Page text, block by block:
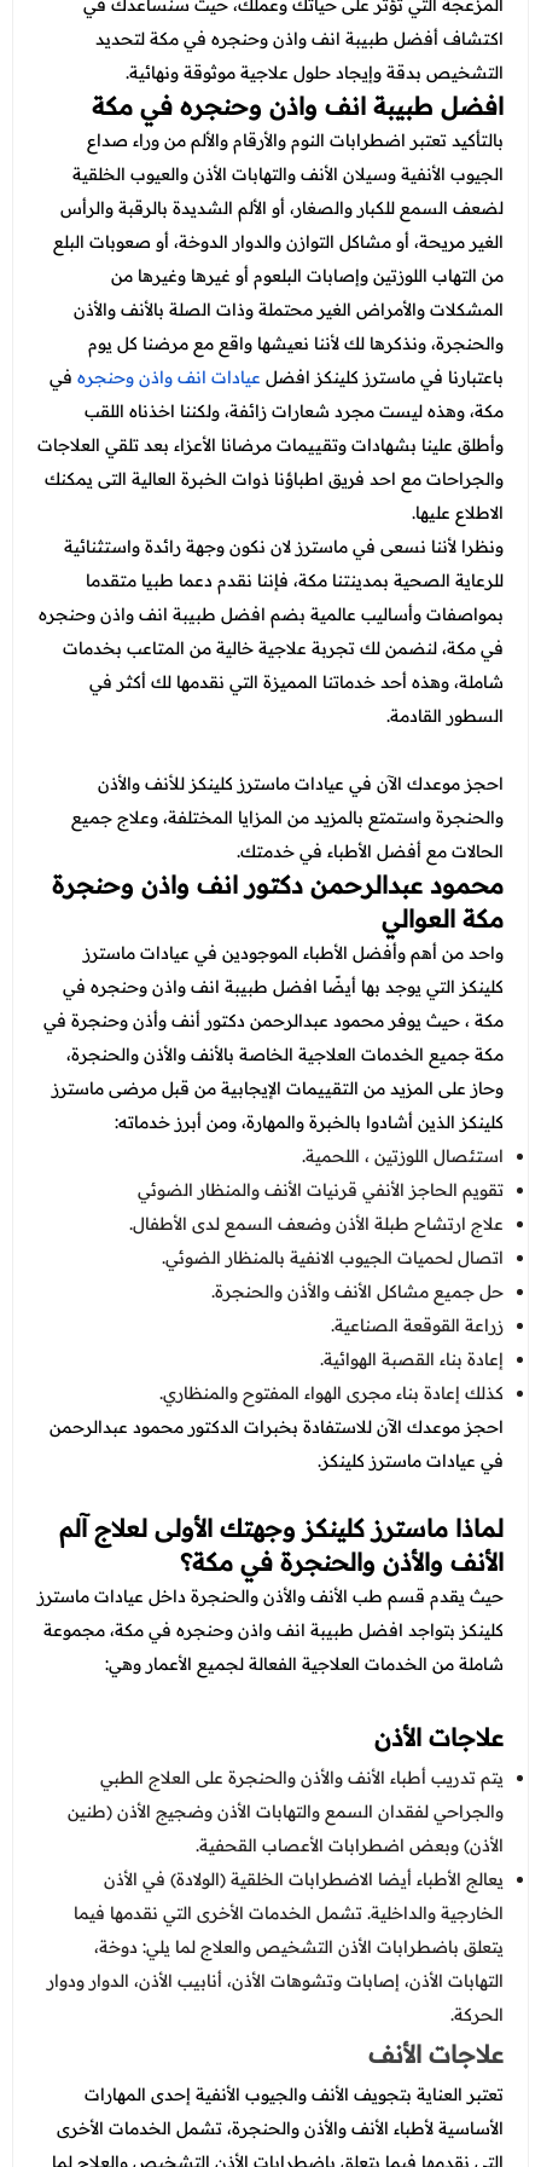
عروض العناية بالشعر
عروض الرجال
عروض جراحات التجميل
عروض قسم الطوارئ
عروض المختبر
عروض الاشعة
عروض الباطنة
عروض العظام
عروض الانف والاذن والحنجرة
عروض العلاج الطبيعي
المزعجة التي تؤثر على حياتك وعملك، حيث سنساعدك في
اكتشاف أفضل طبيبة انف واذن وحنجره في مكة لتحديد
التشخيص بدقة وإيجاد حلول علاجية موثوقة ونهائية.
افضل طبيبة انف واذن وحنجره في مكة
بالتأكيد تعتبر اضطرابات النوم والأرقام والألم من وراء صداع
الجيوب الأنفية وسيلان الأنف والتهابات الأذن والعيوب الخلقية
لضعف السمع للكبار والصغار، أو الألم الشديدة بالرقبة والرأس
الغير مريحة، أو مشاكل التوازن والدوار الدوخة، أو صعوبات البلع
من التهاب اللوزتين وإصابات البلعوم أو غيرها وغيرها من
المشكلات والأمراض الغير محتملة وذات الصلة بالأنف والأذن
والحنجرة، ونذكرها لك لأننا نعيشها واقع مع مرضنا كل يوم
باعتبارنا في ماسترز كلينكز افضلعيادات انف واذن وحنجرهفي
مكة، وهذه ليست مجرد شعارات زائفة، ولكننا اخذناه اللقب
وأطلق علينا بشهادات وتقييمات مرضانا الأعزاء بعد تلقي العلاجات
والجراحات مع احد فريق اطباؤنا ذوات الخبرة العالية التى يمكنك
الاطلاع عليها.
ونظرا لأننا نسعى في ماسترز لان نكون وجهة رائدة واستثنائية
للرعاية الصحية بمدينتنا مكة، فإننا نقدم دعما طبيا متقدما
بمواصفات وأساليب عالمية بضم افضل طبيبة انف واذن وحنجره
في مكة، لنضمن لك تجربة علاجية خالية من المتاعب بخدمات
شاملة، وهذه أحد خدماتنا المميزة التي نقدمها لك أكثر في
السطور القادمة.
احجز موعدك الآن في عيادات ماسترز كلينكز للأنف والأذن
والحنجرة واستمتع بالمزيد من المزايا المختلفة، وعلاج جميع
الحالات مع أفضل الأطباء في خدمتك.
محمود عبدالرحمن دكتور انف واذن وحنجرة
مكة العوالي
واحد من أهم وأفضل الأطباء الموجودين في عيادات ماسترز
كلينكز التي يوجد بها أيضًا افضل طبيبة انف واذن وحنجره في
مكة ، حيث يوفر محمود عبدالرحمن دكتور أنف وأذن وحنجرة في
مكة جميع الخدمات العلاجية الخاصة بالأنف والأذن والحنجرة،
وحاز على المزيد من التقييمات الإيجابية من قبل مرضى ماسترز
كلينكز الذين أشادوا بالخبرة والمهارة، ومن أبرز خدماته:
استئصال اللوزتين ، اللحمية.
تقويم الحاجز الأنفي قرنيات الأنف والمنظار الضوئي
علاج ارتشاح طبلة الأذن وضعف السمع لدى الأطفال.
اتصال لحميات الجيوب الانفية بالمنظار الضوئي.
حل جميع مشاكل الأنف والأذن والحنجرة.
زراعة القوقعة الصناعية.
إعادة بناء القصبة الهوائية.
كذلك إعادة بناء مجرى الهواء المفتوح والمنظاري.
احجز موعدك الآن للاستفادة بخبرات الدكتور محمود عبدالرحمن
في عيادات ماسترز كلينكز.
لماذا ماسترز كلينكز وجهتك الأولى لعلاج آلم
الأنف والأذن والحنجرة في مكة؟
حيث يقدم قسم طب الأنف والأذن والحنجرة داخل عيادات ماسترز
كلينكز بتواجد افضل طبيبة انف واذن وحنجره في مكة، مجموعة
شاملة من الخدمات العلاجية الفعالة لجميع الأعمار وهي:
علاجات الأذن
يتم تدريب أطباء الأنف والأذن والحنجرة على العلاج الطبي
والجراحي لفقدان السمع والتهابات الأذن وضجيج الأذن (طنين
الأذن) وبعض اضطرابات الأعصاب القحفية.
يعالج الأطباء أيضا الاضطرابات الخلقية (الولادة) في الأذن
الخارجية والداخلية. تشمل الخدمات الأخرى التي نقدمها فيما
يتعلق باضطرابات الأذن التشخيص والعلاج لما يلي: دوخة،
التهابات الأذن، إصابات وتشوهات الأذن، أنابيب الأذن، الدوار ودوار
الحركة.
علاجات الأنف
تعتبر العناية بتجويف الأنف والجيوب الأنفية إحدى المهارات
الأساسية لأطباء الأنف والأذن والحنجرة، تشمل الخدمات الأخرى
التي نقدمها فيما يتعلق باضطرابات الأذن التشخيص والعلاج لما